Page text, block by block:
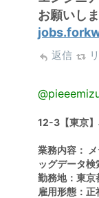
お願いし
返信
12-3【東京
業務内容：
ッグデータ
勤務地：東京
雇用形態：正